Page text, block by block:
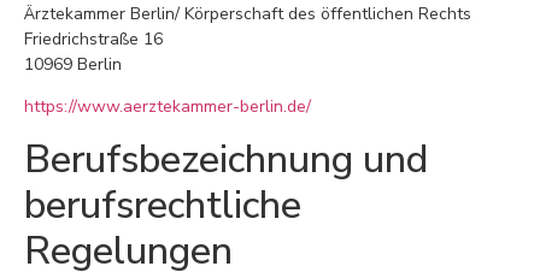
Ärztekammer Berlin/ Körperschaft des öffentlichen Rechts
Friedrichstraße 16
10969 Berlin
https://www.aerztekammer-berlin.de/
Berufsbezeichnung und
berufsrechtliche
Regelungen